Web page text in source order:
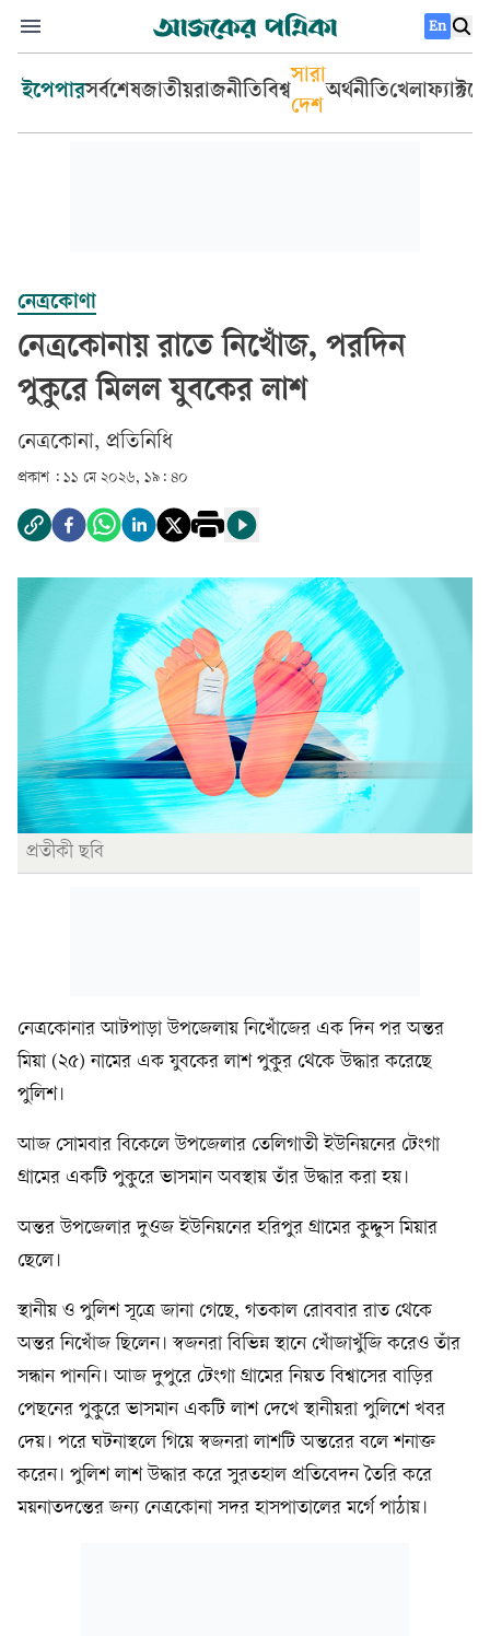
En
ইপেপারসর্বশেষজাতীয়রাজনীতিবিশ্ব
সারা
দেশ
অর্থনীতিখেলা
নেত্রকোণা
নেত্রকোনায় রাতে নিখোঁজ, পরদিন
পুকুরে মিলল যুবকের লাশ
নেত্রকোনা, প্রতিনিধি
প্রকাশ : ১১ মে ২০২৬, ১৯: ৪০
প্রতীকী ছবি
নেত্রকোনার আটপাড়া উপজেলায় নিখোঁজের এক দিন পর অন্তর
মিয়া (২৫) নামের এক যুবকের লাশ পুকুর থেকে উদ্ধার করেছে
পুলিশ।
আজ সোমবার বিকেলে উপজেলার তেলিগাতী ইউনিয়নের টেংগা
গ্রামের একটি পুকুরে ভাসমান অবস্থায় তাঁর উদ্ধার করা হয়।
অন্তর উপজেলার দুওজ ইউনিয়নের হরিপুর গ্রামের কুদ্দুস মিয়ার
ছেলে।
স্থানীয় ও পুলিশ সূত্রে জানা গেছে, গতকাল রোববার রাত থেকে
অন্তর নিখোঁজ ছিলেন। স্বজনরা বিভিন্ন স্থানে খোঁজাখুঁজি করেও তাঁর
সন্ধান পাননি। আজ দুপুরে টেংগা গ্রামের নিয়ত বিশ্বাসের বাড়ির
পেছনের পুকুরে ভাসমান একটি লাশ দেখে স্থানীয়রা পুলিশে খবর
দেয়। পরে ঘটনাস্থলে গিয়ে স্বজনরা লাশটি অন্তরের বলে শনাক্ত
করেন। পুলিশ লাশ উদ্ধার করে সুরতহাল প্রতিবেদন তৈরি করে
ময়নাতদন্তের জন্য নেত্রকোনা সদর হাসপাতালের মর্গে পাঠায়।